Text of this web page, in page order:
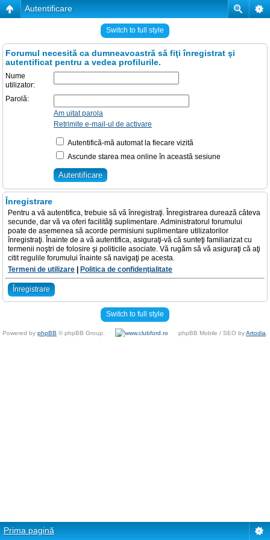
Autentificare
Switch to full style
Forumul necesită ca dumneavoastră să fiţi înregistrat şi
autentificat pentru a vedea profilurile.
Nume
utilizator:
Parolă:
Am uitat parola
Retrimite e-mail-ul de activare
Autentifică-mă automat la fiecare vizită
Ascunde starea mea online în această sesiune
Înregistrare
Pentru a vă autentifica, trebuie să vă înregistraţi. Înregistrarea durează câteva
secunde, dar vă va oferi facilităţi suplimentare. Administratorul forumului
poate de asemenea să acorde permisiuni suplimentare utilizatorilor
înregistraţi. Înainte de a vă autentifica, asiguraţi-vă că sunteţi familiarizat cu
termenii noştri de folosire şi politicile asociate. Vă rugăm să vă asiguraţi că aţi
citit regulile forumului înainte să navigaţi pe acesta.
Termeni de utilizare
Politica de confidenţialitate
Înregistrare
Switch to full style
Powered by phpBB © phpBB Group. phpBB Mobile / SEO byArtodia
Prima pagină